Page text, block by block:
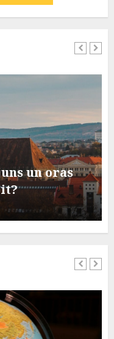
un oras